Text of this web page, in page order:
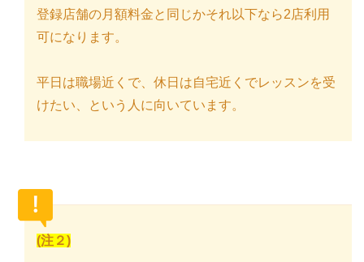
登録店舗の月額料金と同じかそれ以下なら2店利用
可になります。
平日は職場近くで、休日は自宅近くでレッスンを受
けたい、という人に向いています。
(注２)